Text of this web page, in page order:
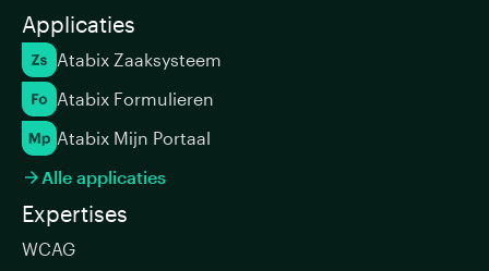
Applicaties
Atabix Zaaksysteem
Atabix Formulieren
Atabix Mijn Portaal
 Alle applicaties
Expertises
WCAG